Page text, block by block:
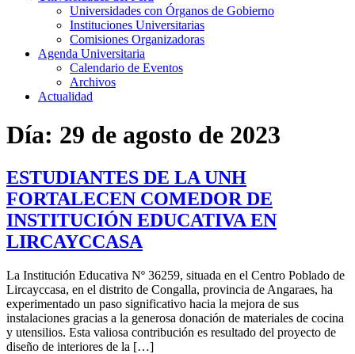
Universidades con Órganos de Gobierno
Instituciones Universitarias
Comisiones Organizadoras
Agenda Universitaria
Calendario de Eventos
Archivos
Actualidad
Día: 29 de agosto de 2023
ESTUDIANTES DE LA UNH
FORTALECEN COMEDOR DE
INSTITUCIÓN EDUCATIVA EN
LIRCAYCCASA
La Institución Educativa Nº 36259, situada en el Centro Poblado de
Lircayccasa, en el distrito de Congalla, provincia de Angaraes, ha
experimentado un paso significativo hacia la mejora de sus
instalaciones gracias a la generosa donación de materiales de cocina
y utensilios. Esta valiosa contribución es resultado del proyecto de
diseño de interiores de la […]